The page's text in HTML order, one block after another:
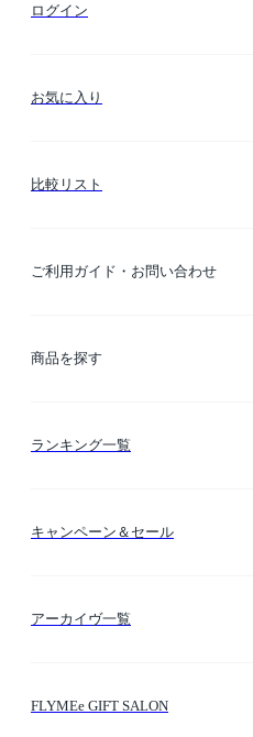
ログイン
お気に入り
比較リスト
ご利用ガイド・お問い合わせ
ご利用ガイド
商品を探す
カテゴリー検索
ランキング一覧
キャンペーン＆セール
アーカイヴ一覧
FLYMEe GIFT SALON